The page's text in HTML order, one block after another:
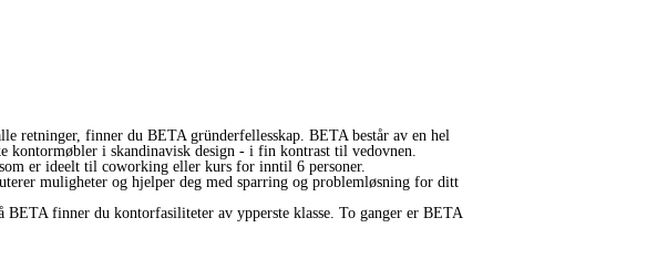
retninger, finner du BETA gründerfellesskap. BETA består av en hel
kontormøbler i skandinavisk design - i fin kontrast til vedovnen.
er ideelt til coworking eller kurs for inntil 6 personer.
muligheter og hjelper deg med sparring og problemløsning for ditt
finner du kontorfasiliteter av ypperste klasse. To ganger er BETA